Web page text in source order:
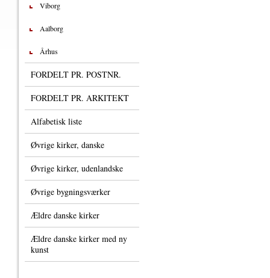
Viborg
Aalborg
Århus
FORDELT PR. POSTNR.
FORDELT PR. ARKITEKT
Alfabetisk liste
Øvrige kirker, danske
Øvrige kirker, udenlandske
Øvrige bygningsværker
Ældre danske kirker
Ældre danske kirker med ny
kunst